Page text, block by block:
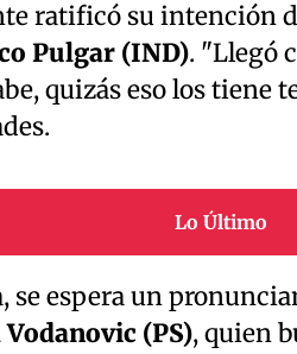
ratificó su intención
Pulgar (IND). "Llegó
quizás eso los tiene
Lo Último
se espera un
(PS), quien